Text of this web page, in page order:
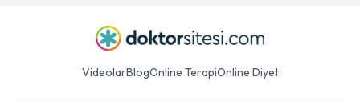
VideolarBlogOnline TerapiOnline Diyet